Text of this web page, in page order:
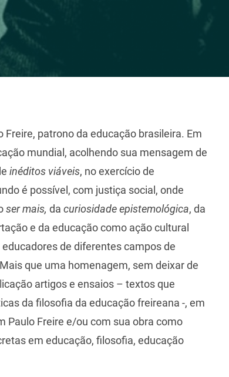
patrono da educação brasileira. Em
mundial, acolhendo sua mensagem de
inéditos viáveis, no exercício de
é possível, com justiça social, onde
ser mais, da curiosidade epistemológica, da
e da educação como ação cultural
de diferentes campos de
que uma homenagem, sem deixar de
artigos e ensaios – textos que
da filosofia da educação freireana -, em
Paulo Freire e/ou com sua obra como
em educação, filosofia, educação